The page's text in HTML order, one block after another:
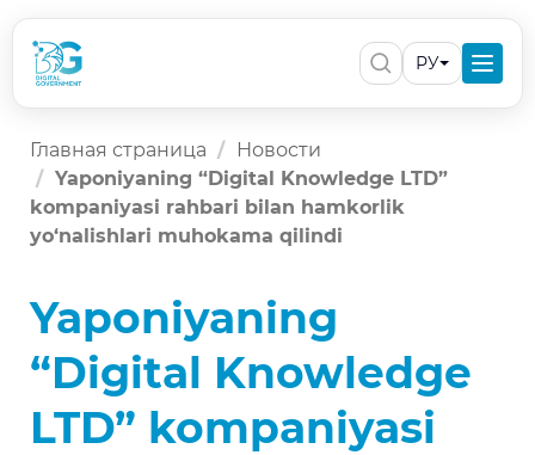
РУ
Главная страница
Новости
Yaponiyaning “Digital Knowledge LTD”
kompaniyasi rahbari bilan hamkorlik
yo‘nalishlari muhokama qilindi
Yaponiyaning
“Digital Knowledge
LTD” kompaniyasi